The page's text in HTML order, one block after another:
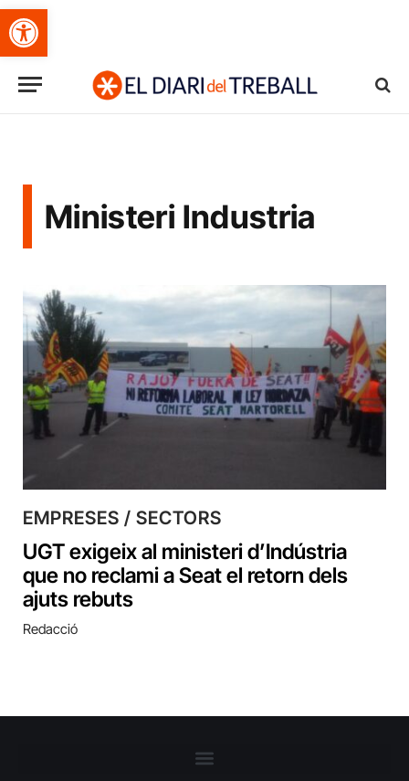
Obre la barra d'eines
Ministeri Industria
EMPRESES / SECTORS
UGT exigeix al ministeri d’Indústria
que no reclami a Seat el retorn dels
ajuts rebuts
Redacció